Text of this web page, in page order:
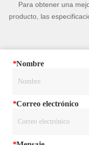
Para obtener una
producto, las
*Nombre
*Correo electrónico